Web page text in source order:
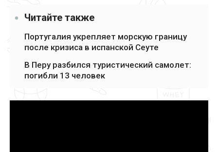
Читайте также
Португалия укрепляет морскую границу
после кризиса в испанской Сеуте
В Перу разбился туристический самолет:
погибли 13 человек